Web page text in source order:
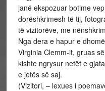
janë ekspozuar botime
dorëshkrimesh të tij,
të vizitorëve, me
Nga dera e hapur e
Virginia Clemm-it, gruas
kishte ngrysur netët e
e jetës së saj.
(Vizitori, – lexues i